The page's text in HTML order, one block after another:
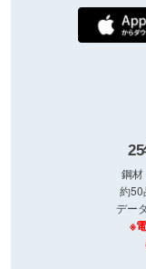
鋼材
約50
デー
※